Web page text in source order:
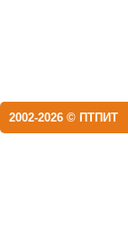
2002-2026 © ПТПИТ